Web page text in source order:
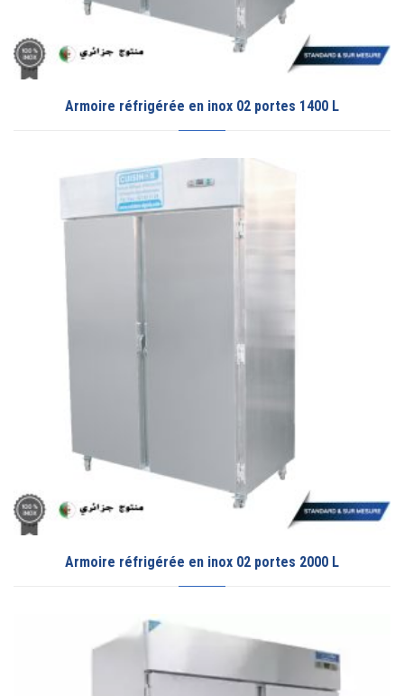
Armoire réfrigérée en inox 02 portes 1400 L
Armoire réfrigérée en inox 02 portes 2000 L